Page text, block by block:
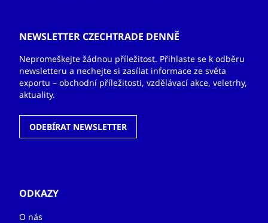
NEWSLETTER CZECHTRADE DENNĚ
Nepromeškejte žádnou příležitost. Přihlaste se k odběru
newsletteru a nechejte si zasílat informace ze světa
exportu – obchodní příležitosti, vzdělávací akce, veletrhy,
aktuality.
ODEBÍRAT NEWSLETTER
ODKAZY
O nás